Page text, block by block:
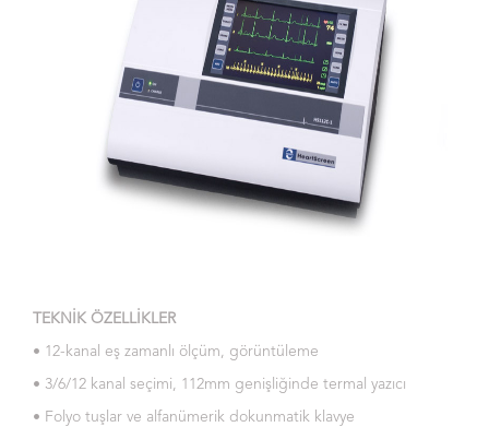
TEKNİK ÖZELLİKLER
• 12-kanal eş zamanlı ölçüm, görüntüleme
• 3/6/12 kanal seçimi, 112mm genişliğinde termal yazıcı
• Folyo tuşlar ve alfanümerik dokunmatik klavye